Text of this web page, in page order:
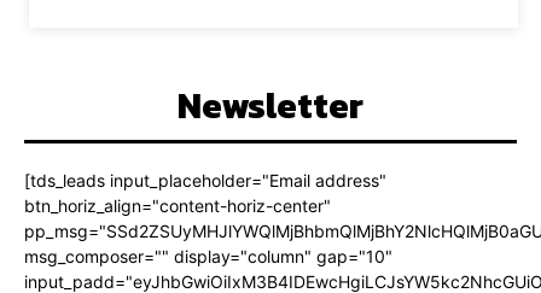
Newsletter
[tds_leads input_placeholder="Email address"
btn_horiz_align="content-horiz-center"
msg_composer="" display="column" gap="10"